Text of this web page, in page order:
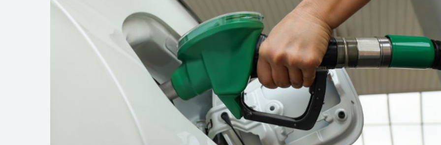
Aumenta la producción de hidrocarburos de Pemex; aún está lejos de la meta
Bajan precios del crudo 4% por la distensión política en Medio Oriente
Así comienza un nuevo mes para los combustibles
Cautela en el mercado por conversaciones Irán-Omán mantienen precios al alza